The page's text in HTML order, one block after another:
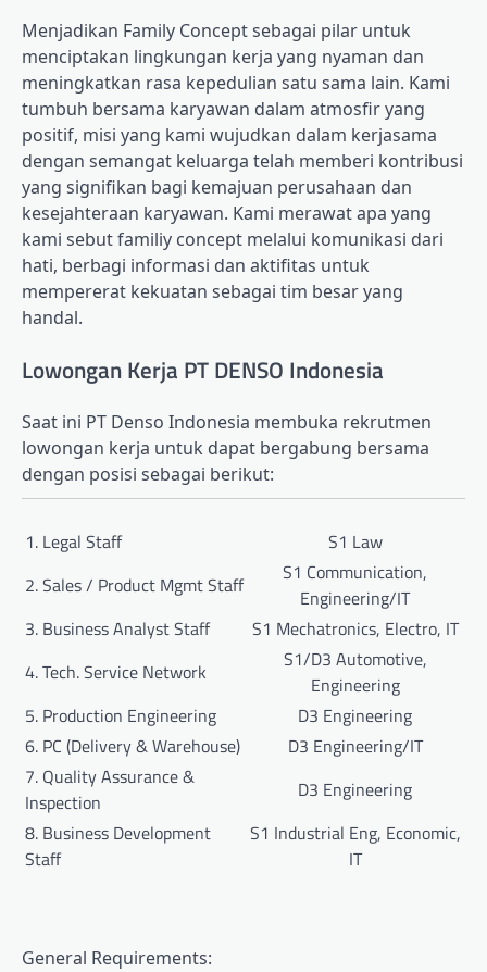
Menjadikan Family Concept sebagai pilar untuk
menciptakan lingkungan kerja yang nyaman dan
meningkatkan rasa kepedulian satu sama lain. Kami
tumbuh bersama karyawan dalam atmosfir yang
positif, misi yang kami wujudkan dalam kerjasama
dengan semangat keluarga telah memberi kontribusi
yang signifikan bagi kemajuan perusahaan dan
kesejahteraan karyawan. Kami merawat apa yang
kami sebut familiy concept melalui komunikasi dari
hati, berbagi informasi dan aktifitas untuk
mempererat kekuatan sebagai tim besar yang
handal.
Lowongan Kerja PT DENSO Indonesia
Saat ini PT Denso Indonesia membuka rekrutmen
lowongan kerja untuk dapat bergabung bersama
dengan posisi sebagai berikut:
1. Legal Staff
S1 Law
2. Sales / Product Mgmt Staff
S1 Communication,
Engineering/IT
3. Business Analyst Staff
S1 Mechatronics, Electro, IT
4. Tech. Service Network
S1/D3 Automotive,
Engineering
5. Production Engineering
D3 Engineering
6. PC (Delivery & Warehouse)
D3 Engineering/IT
7. Quality Assurance &
Inspection
D3 Engineering
8. Business Development
Staff
S1 Industrial Eng, Economic,
IT
General Requirements: